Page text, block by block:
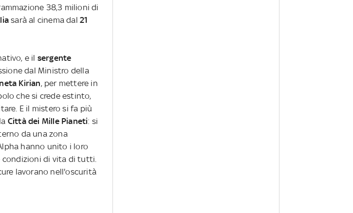
38,3 milioni di
sarà al cinema dal 21
e il sergente
dal Ministro della
Kirian, per mettere in
che si crede estinto,
E il mistero si fa più
Città dei Mille Pianeti: si
da una zona
hanno unito i loro
condizioni di vita di tutti.
lavorano nell'oscurità